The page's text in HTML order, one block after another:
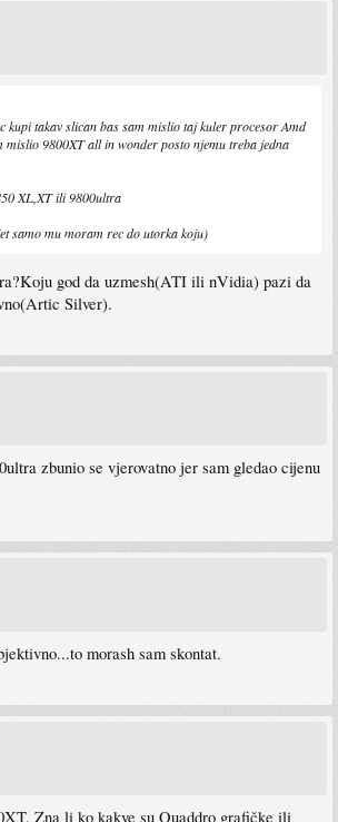
kupi takav slican bas sam mislio taj kuler procesor Amd
9800XT all in wonder posto njemu treba jedna
XL,XT ili 9800ultra
samo mu moram rec do utorka koju)
god da uzmesh(ATI ili nVidia) pazi da
Silver).
zbunio se vjerovatno jer sam gledao cijenu
morash sam skontat.
Zna li ko kakve su Quaddro grafičke ili